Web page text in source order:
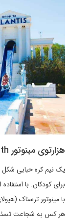
هزارتوی مینوتور Minotaur’s Labyrinth
یک نیم کره حبابی
برای کودکان. با
با مینوتور ترسناک
هر کس به شجاعت